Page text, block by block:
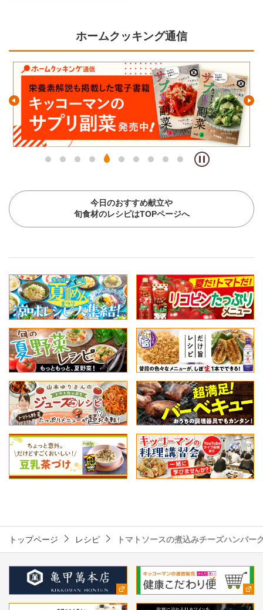
ホームクッキング通信
今日のおすすめ献立や
旬食材のレシピはTOPページへ
トップページ レシピ トマトソースの煮込みチーズハンバー